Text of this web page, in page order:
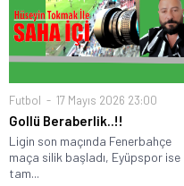
Futbol 17 Mayıs 2026 23:00
Gollü Beraberlik..!!
Ligin son maçında Fenerbahçe
maça silik başladı, Eyüpspor ise
tam...